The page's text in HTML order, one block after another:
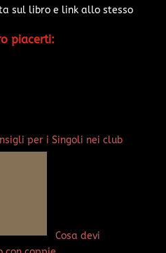
sul libro e link allo stesso
piacerti:
per i Singoli nei club
Cosa devi